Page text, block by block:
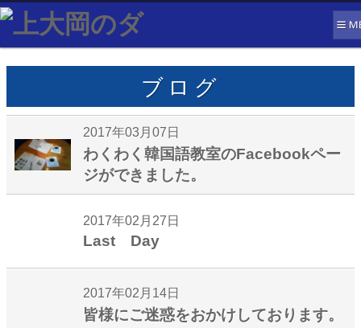
ブログ
2017年03月07日
わくわく韓国語教室のFacebookペー
ジができました。
2017年02月27日
Last Day
2017年02月14日
皆様にご迷惑をおかけしております。